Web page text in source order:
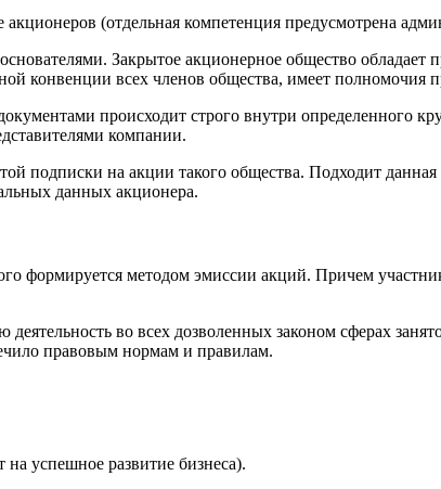
(отдельная компетенция предусмотрена
Закрытое акционерное общество
конвенции всех членов общества, имеет полномочия
происходит строго внутри определенного
компании.
подписки на акции такого общества. Подходит
данных акционера.
формируется методом эмиссии акций. Причем
во всех дозволенных законом сферах
правовым нормам и правилам.
успешное развитие бизнеса).